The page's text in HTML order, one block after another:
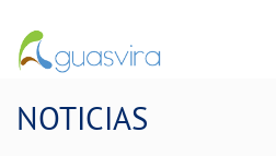
NOTICIAS